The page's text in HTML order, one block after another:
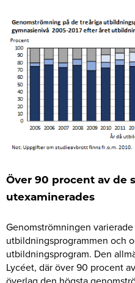
Över 90 procent av de
utexaminerades
Genomströmningen
utbildningsprogrammen och
utbildningsprogram. Den
Lycéet, där över 90 procent